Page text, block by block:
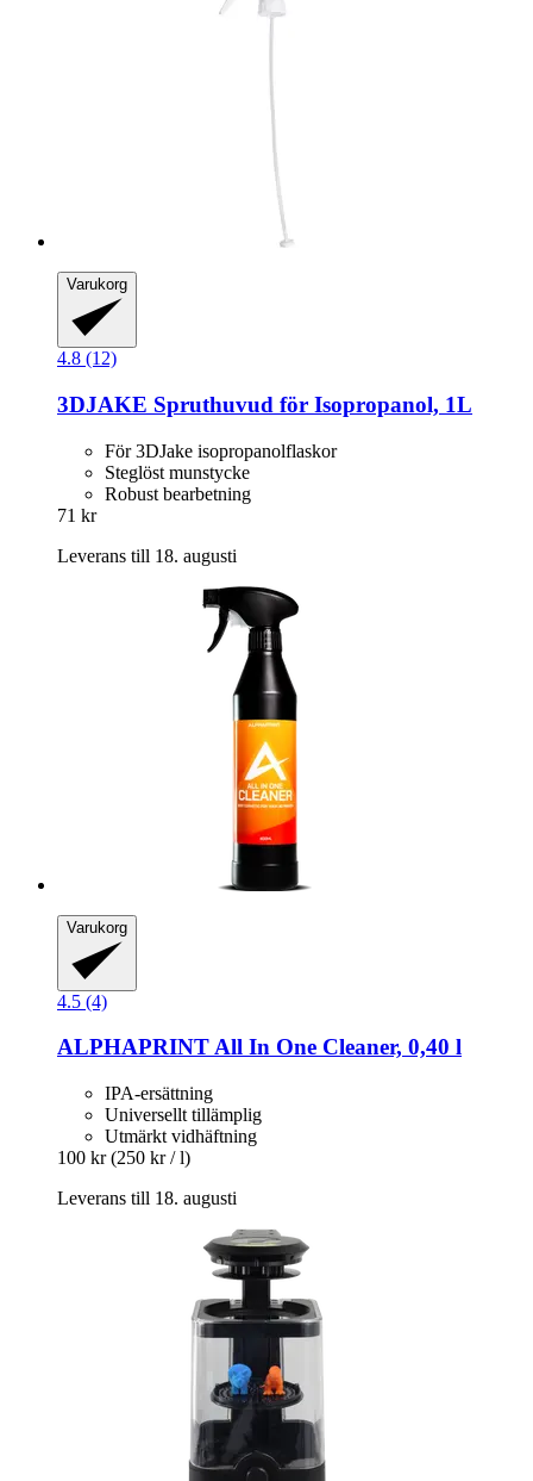
Varukorg
4.8 (12)
3DJAKE Spruthuvud för Isopropanol, 1L
För 3DJake isopropanolflaskor
Steglöst munstycke
Robust bearbetning
71 kr
Leverans till 18. augusti
Varukorg
4.5 (4)
ALPHAPRINTAll In One Cleaner, 0,40 l
IPA-ersättning
Universellt tillämplig
Utmärkt vidhäftning
100 kr (250 kr / l)
Leverans till 18. augusti